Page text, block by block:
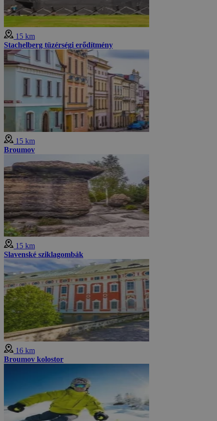
15 km
Stachelberg tüzérségi erődítmény
15 km
Broumov
15 km
Slavenské sziklagombák
16 km
Broumov kolostor